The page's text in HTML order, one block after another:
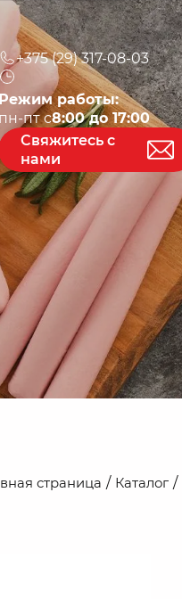
+375 (29) 317-08-03
Режим работы:
пн-пт c8:00 до 17:00
Свяжитесь с
нами
страница Каталог